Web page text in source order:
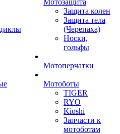
Мотозащита
Защита колен
Защита тела
(Черепаха)
Носки,
гольфы
Мотоперчатки
Мотоботы
TIGER
RYO
Kioshi
Запчасти к
мотоботам